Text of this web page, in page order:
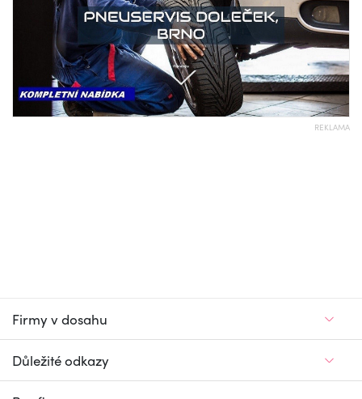
REKLAMA
Firmy v dosahu
Důležité odkazy